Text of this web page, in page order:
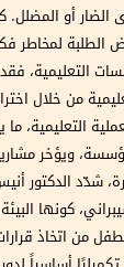
الضار أو
الطلبة لمخاطر
التعليمية،
من خلال
التعليمية،
ويؤخر
شدّد الدكتور
كونها
من اتخاذ